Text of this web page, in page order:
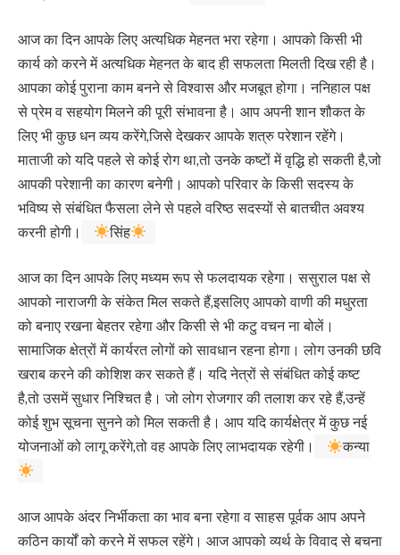
आज का दिन आपके लिए अत्यधिक मेहनत भरा रहेगा। आपको किसी भी
कार्य को करने में अत्यधिक मेहनत के बाद ही सफलता मिलती दिख रही है।
आपका कोई पुराना काम बनने से विश्वास और मजबूत होगा। ननिहाल पक्ष
से प्रेम व सहयोग मिलने की पूरी संभावना है। आप अपनी शान शौकत के
लिए भी कुछ धन व्यय करेंगे,जिसे देखकर आपके शत्रु परेशान रहेंगे।
माताजी को यदि पहले से कोई रोग था,तो उनके कष्टों में वृद्धि हो सकती है,जो
आपकी परेशानी का कारण बनेगी। आपको परिवार के किसी सदस्य के
भविष्य से संबंधित फैसला लेने से पहले वरिष्ठ सदस्यों से बातचीत अवश्य
करनी होगी।
सिंह
आज का दिन आपके लिए मध्यम रूप से फलदायक रहेगा। ससुराल पक्ष से
आपको नाराजगी के संकेत मिल सकते हैं,इसलिए आपको वाणी की मधुरता
को बनाए रखना बेहतर रहेगा और किसी से भी कटु वचन ना बोलें।
सामाजिक क्षेत्रों में कार्यरत लोगों को सावधान रहना होगा। लोग उनकी छवि
खराब करने की कोशिश कर सकते हैं। यदि नेत्रों से संबंधित कोई कष्ट
है,तो उसमें सुधार निश्चित है। जो लोग रोजगार की तलाश कर रहे हैं,उन्हें
कोई शुभ सूचना सुनने को मिल सकती है। आप यदि कार्यक्षेत्र में कुछ नई
योजनाओं को लागू करेंगे,तो वह आपके लिए लाभदायक रहेगी।
कन्या
आज आपके अंदर निर्भीकता का भाव बना रहेगा व साहस पूर्वक आप अपने
कठिन कार्यों को करने में सफल रहेंगे। आज आपको व्यर्थ के विवाद से बचना